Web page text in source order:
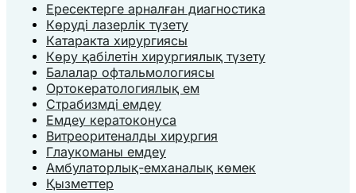
Ересектерге арналған диагностика
Көруді лазерлік түзету
Катаракта хирургиясы
Көру қабілетін хирургиялық түзету
Балалар офтальмологиясы
Ортокератологиялық ем
Страбизмді емдеу
Емдеу кератоконуса
Витреоритеналды хирургия
Глаукоманы емдеу
Амбулаторлық-емханалық көмек
Қызметтер